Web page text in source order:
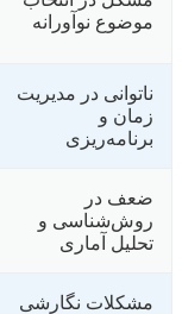
موضوع نوآورانه
ناتوانی در مدیریت
زمان و
برنامه‌ریزی
ضعف در
روش‌شناسی و
تحلیل آماری
مشکلات نگارشی